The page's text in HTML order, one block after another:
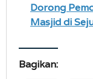
Dorong
Masjid di
Bagikan: